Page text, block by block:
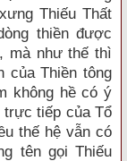
Thiếu Thất
thiền được
mà như thế thì
của Thiền tông
không hề có ý
trực tiếp của Tổ
thế hệ vẫn có
tên gọi Thiếu